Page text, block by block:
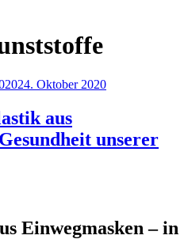
24. Oktober 2020
aus
unserer
Einwegmasken – in